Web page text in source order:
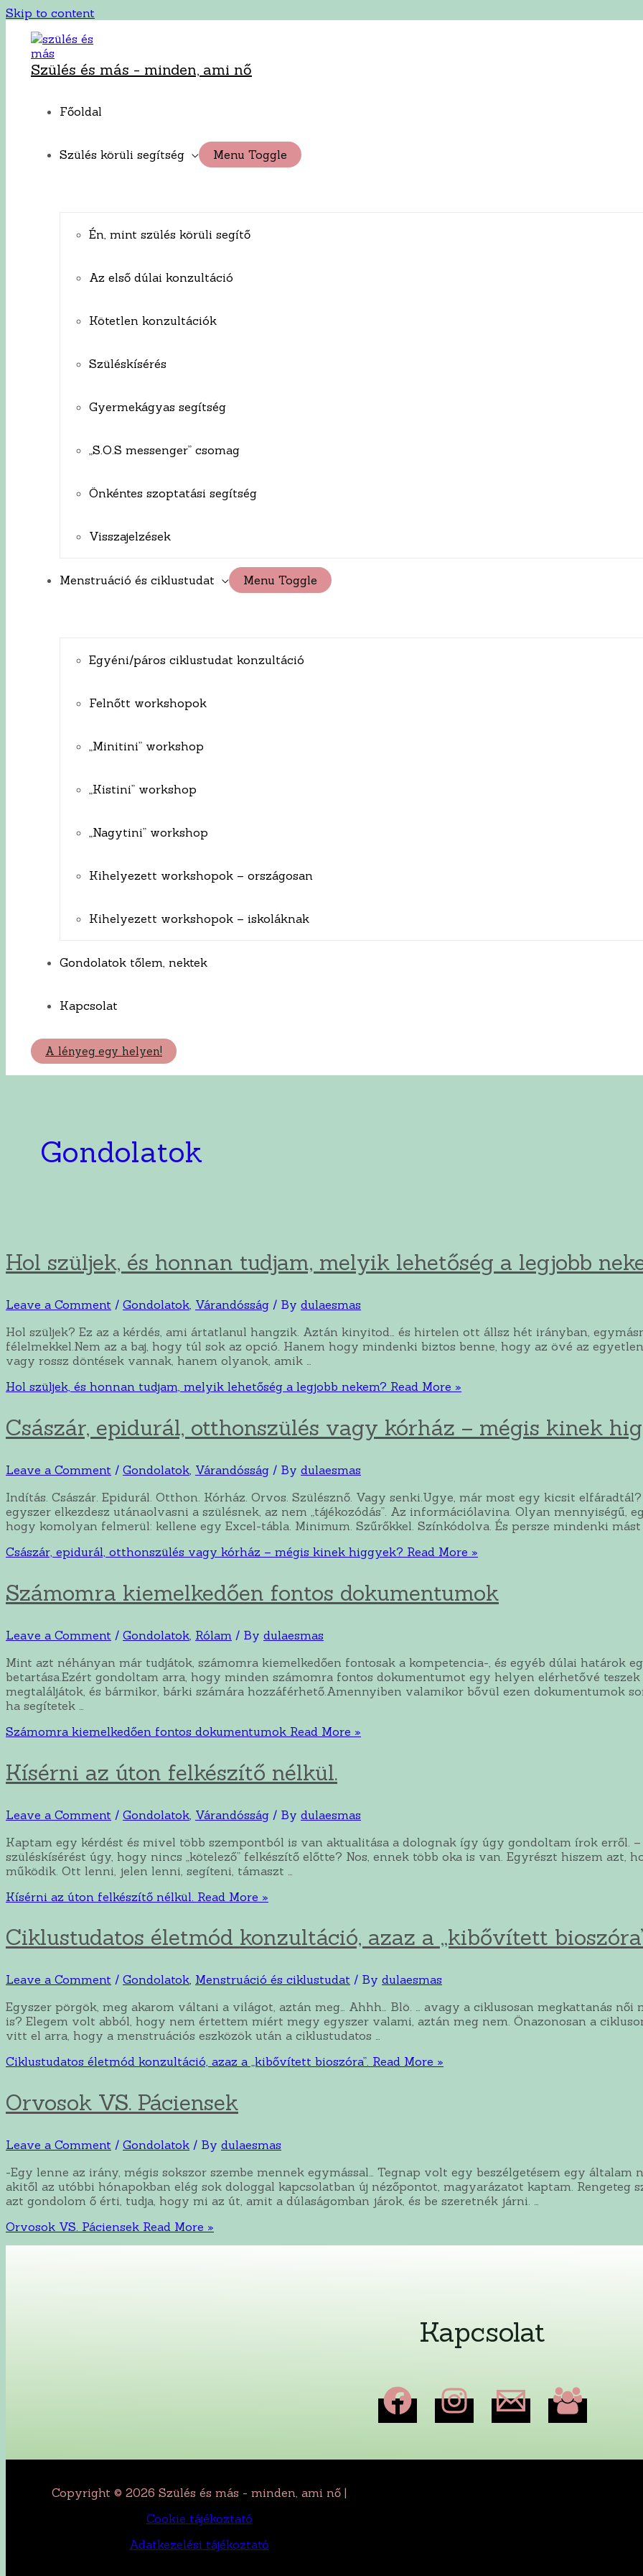
Skip to content
Szülés és más - minden, ami nő
Főoldal
Szülés körüli segítség Menu Toggle
Én, mint szülés körüli segítő
Az első dúlai konzultáció
Kötetlen konzultációk
Szüléskísérés
Gyermekágyas segítség
„S.O.S messenger” csomag
Önkéntes szoptatási segítség
Visszajelzések
Menstruáció és ciklustudat Menu Toggle
Egyéni/páros ciklustudat konzultáció
Felnőtt workshopok
„Minitini” workshop
„Kistini” workshop
„Nagytini” workshop
Kihelyezett workshopok – országosan
Kihelyezett workshopok – iskoláknak
Gondolatok tőlem, nektek
Kapcsolat
A lényeg egy helyen!
Gondolatok
Hol szüljek, és honnan tudjam, melyik lehetőség a legjobb
Leave a Comment / Gondolatok, Várandósság / By dulaesmas
Hol szüljek? Ez az a kérdés, ami ártatlanul hangzik. Aztán kinyitod… és hirtelen ott állsz hét irányban,
félelmekkel.Nem az a baj, hogy túl sok az opció. Hanem hogy mindenki biztos benne, hogy az övé az
vagy rossz döntések vannak, hanem olyanok, amik …
Hol szüljek, és honnan tudjam, melyik lehetőség a legjobb nekem? Read More »
Császár, epidurál, otthonszülés vagy kórház – mégis kinek
Leave a Comment / Gondolatok Várandósság / By dulaesmas
Indítás. Császár. Epidurál. Otthon. Kórház. Orvos. Szülésznő. Vagy senki.Ugye, már most egy kicsit
egyszer elkezdesz utánaolvasni a szülésnek, az nem „tájékozódás”. Az információlavina. Olyan mennyiségű,
hogy komolyan felmerül: kellene egy Excel-tábla. Minimum. Szűrőkkel. Színkódolva. És persze mindenki
Császár, epidurál, otthonszülés vagy kórház – mégis kinek higgyek? Read More »
Számomra kiemelkedően fontos dokumentumok
Leave a Comment / Gondolatok Rólam / By dulaesmas
Mint azt néhányan már tudjátok, számomra kiemelkedően fontosak a kompetencia-, és egyéb dúlai határok
betartása.Ezért gondoltam arra, hogy minden számomra fontos dokumentumot egy helyen elérhetővé
megtaláljátok, és bármikor, bárki számára hozzáférhető.Amennyiben valamikor bővül ezen dokumentumok
ha segítetek …
Számomra kiemelkedően fontos dokumentumok Read More »
Kísérni az úton felkészítő nélkül.
Leave a Comment / Gondolatok Várandósság / By dulaesmas
Kaptam egy kérdést és mivel több szempontból is van aktualitása a dolognak így úgy gondoltam írok erről.
szüléskísérést úgy, hogy nincs „kötelező” felkészítő előtte? Nos, ennek több oka is van. Egyrészt hiszem azt,
működik. Ott lenni, jelen lenni, segíteni, támaszt …
Kísérni az úton felkészítő nélkül. Read More »
Ciklustudatos életmód konzultáció, azaz a „kibővített
Leave a Comment / Gondolatok, Menstruáció és ciklustudat / By dulaesmas
Egyszer pörgök, meg akarom váltani a világot, aztán meg… Ahhh… Blö. … avagy a ciklusosan megkattanás női
is? Elegem volt abból, hogy nem értettem miért megy egyszer valami, aztán meg nem. Önazonosan a
vitt el arra, hogy a menstruációs eszközök után a ciklustudatos …
Ciklustudatos életmód konzultáció, azaz a „kibővített bioszóra”. Read More »
Orvosok VS. Páciensek
Leave a Comment / Gondolatok / By dulaesmas
-Egy lenne az irány, mégis sokszor szembe mennek egymással… Tegnap volt egy beszélgetésem egy általam
akitől az utóbbi hónapokban elég sok dologgal kapcsolatban új nézőpontot, magyarázatot kaptam. Rengeteg
azt gondolom ő érti, tudja, hogy mi az út, amit a dúlaságomban járok, és be szeretnék járni. …
Orvosok VS. Páciensek Read More »
Kapcsolat
Copyright © 2026 Szülés és más - minden, ami nő |
Cookie tájékoztató
Adatkezelési tájékoztató